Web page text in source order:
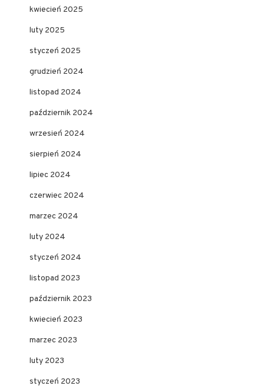
kwiecień 2025
luty 2025
styczeń 2025
grudzień 2024
listopad 2024
październik 2024
wrzesień 2024
sierpień 2024
lipiec 2024
czerwiec 2024
marzec 2024
luty 2024
styczeń 2024
listopad 2023
październik 2023
kwiecień 2023
marzec 2023
luty 2023
styczeń 2023